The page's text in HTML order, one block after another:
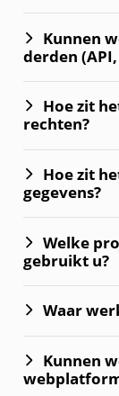
Kunnen
derden
Hoe zit
rechten?
Hoe zit
gegevens?
Welke
gebruikt u?
Waar
Kunnen